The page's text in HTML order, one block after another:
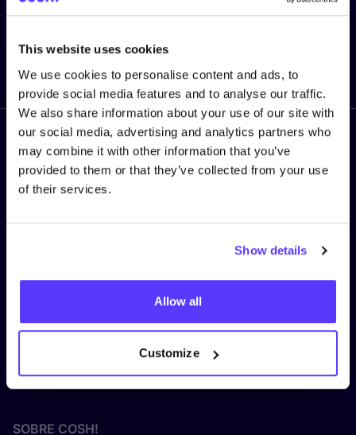
This website uses cookies
We use cookies to personalise content and ads, to
provide social media features and to analyse our traffic.
We also share information about your use of our site with
our social media, advertising and analytics partners who
may combine it with other information that you’ve
provided to them or that they’ve collected from your use
of their services.
Show details
Allow all
Customize
Síguenos
Política de privacy
Términos y Condiciones
Algemene voorwaarden COSH! voor retailers
SOBRE COSH!